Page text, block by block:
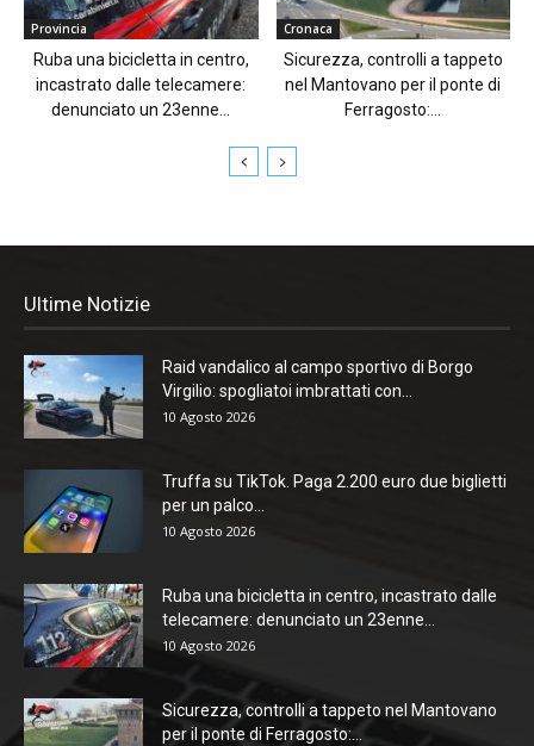
Provincia
Ruba una bicicletta in centro,
incastrato dalle telecamere:
denunciato un 23enne...
Cronaca
Sicurezza, controlli a tappeto
nel Mantovano per il ponte di
Ferragosto:...
Ultime Notizie
Raid vandalico al campo sportivo di Borgo
Virgilio: spogliatoi imbrattati con...
10 Agosto 2026
Truffa su TikTok. Paga 2.200 euro due biglietti
per un palco...
10 Agosto 2026
Ruba una bicicletta in centro, incastrato dalle
telecamere: denunciato un 23enne...
10 Agosto 2026
Sicurezza, controlli a tappeto nel Mantovano
per il ponte di Ferragosto:...